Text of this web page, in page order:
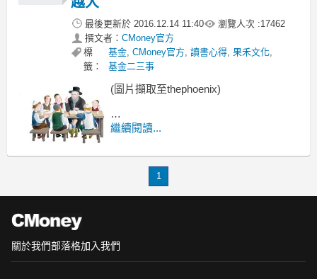
最後更新於 2016.12.14 11:40 瀏覽人次 :17462
撰文者： CMoney官方
標
籤：
基金, CMoney官方, 讀書心得, 果禾文化,
基金二三事
(圖片擷取至thephoenix)
如果你對數字不敏感
那麼交給一群基金專業團隊幫你投資
繼續閱讀...
1
關於我們部落格加入我們